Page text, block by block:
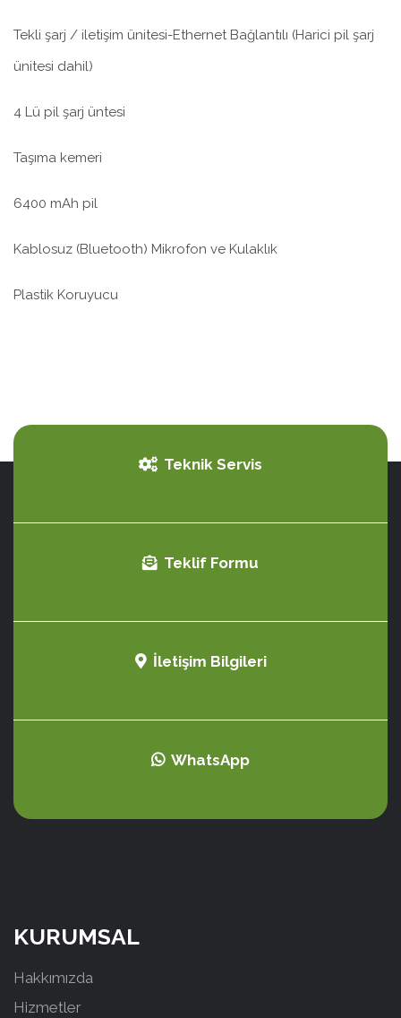
Tekli şarj / iletişim ünitesi-Ethernet Bağlantılı (Harici pil şarj
ünitesi dahil)
4 Lü pil şarj üntesi
Taşıma kemeri
6400 mAh pil
Kablosuz (Bluetooth) Mikrofon ve Kulaklık
Plastik Koruyucu
Teknik Servis
Teklif Formu
İletişim Bilgileri
WhatsApp
KURUMSAL
Hakkımızda
Hizmetler